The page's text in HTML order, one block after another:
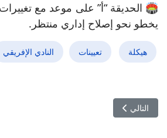
🏟️ الحديقة “أ” على موعد مع
يخطو نحو إصلاح إداري منتظر.
هيكلة تعيينات النادي الإفريقي
المقال التالي: الجولة العاشرة للرابطة
التالي